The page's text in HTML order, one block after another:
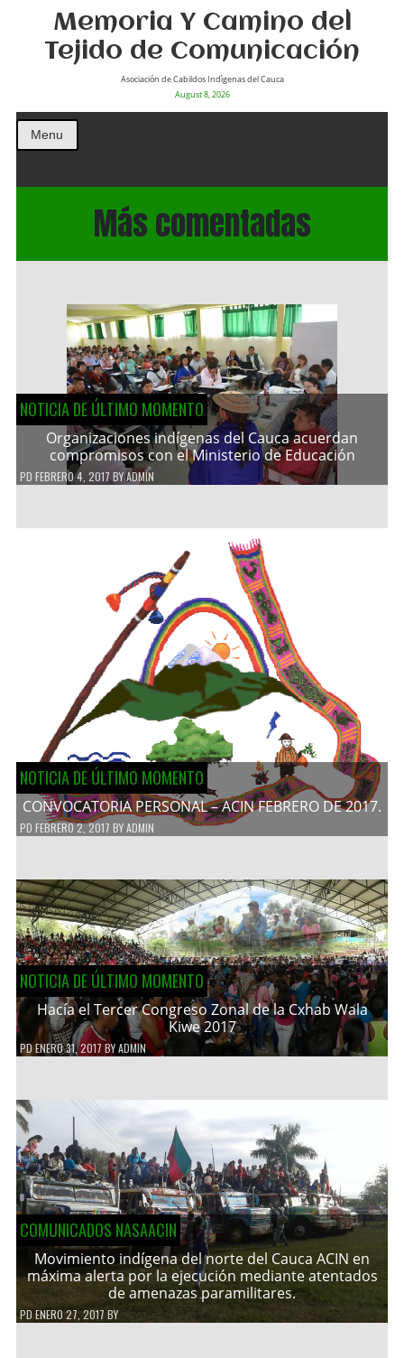
Memoria Y Camino del
Tejido de Comunicación
Asociación de Cabildos Indìgenas del Cauca
August 8, 2026
Menu
Más comentadas
NOTICIA DE ÚLTIMO MOMENTO
Organizaciones indígenas del Cauca acuerdan
compromisos con el Ministerio de Educación
PD FEBRERO 4, 2017 BYADMIN
NOTICIA DE ÚLTIMO MOMENTO
CONVOCATORIA PERSONAL – ACIN FEBRERO DE 2017.
PD FEBRERO 2, 2017 BYADMIN
NOTICIA DE ÚLTIMO MOMENTO
Hacía el Tercer Congreso Zonal de la Cxhab Wala
Kiwe 2017
PDENERO 31, 2017 BYADMIN
COMUNICADOS NASAACIN
Movimiento indígena del norte del Cauca ACIN en
máxima alerta por la ejecución mediante atentados
de amenazas paramilitares.
PDENERO 27, 2017 BY